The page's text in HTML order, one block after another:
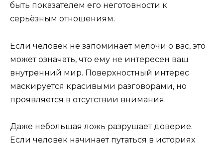
быть показателем его неготовности к
серьёзным отношениям.
Если человек не запоминает мелочи о вас, это
может означать, что ему не интересен ваш
внутренний мир. Поверхностный интерес
маскируется красивыми разговорами, но
проявляется в отсутствии внимания.
Даже небольшая ложь разрушает доверие.
Если человек начинает путаться в историях